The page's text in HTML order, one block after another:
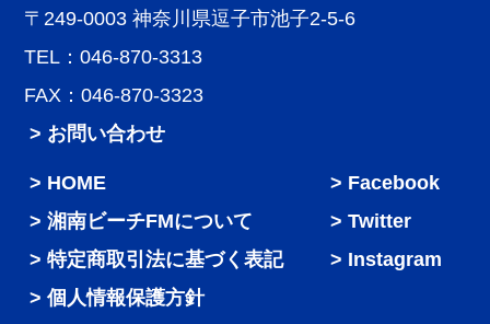
〒249-0003 神奈川県逗子市池子2-5-6
TEL：046-870-3313
FAX：046-870-3323
> お問い合わせ
HOME
湘南ビーチFMについて
特定商取引法に基づく表記
個人情報保護方針
Facebook
Twitter
Instagram